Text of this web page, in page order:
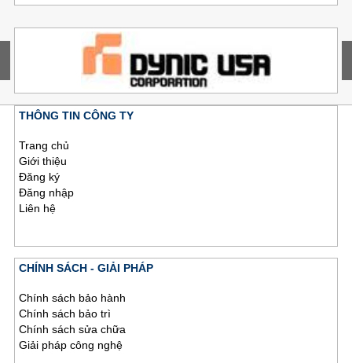
THÔNG TIN CÔNG TY
Trang chủ
Giới thiệu
Đăng ký
Đăng nhập
Liên hệ
CHÍNH SÁCH - GIẢI PHÁP
Chính sách bảo hành
Chính sách bảo trì
Chính sách sửa chữa
Giải pháp công nghệ